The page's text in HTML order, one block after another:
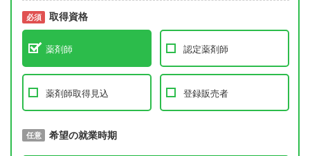
必須 取得資格
薬剤師 認定薬剤師
薬剤師取得見込 登録販売者
必須 取得予定年
任意 希望の就業時期